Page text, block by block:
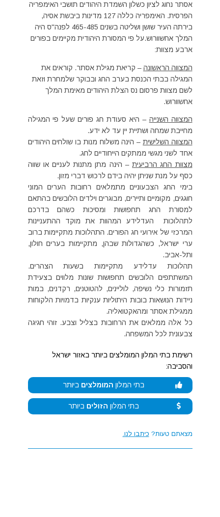
אסתר נחוג לציון כשלון השמדת היהודים תושבי האימפריה
הפרסית. האימפריה כללה 127 מדינות ביבשת אסיה,
בירתה העיר שושן ושליטה בשנים 465-485 לפנה"ס היה
המלך אחשוורוש.על פי המסורת היהודית מקיימים בפורים
ארבע מצוות:
המצווה הראשונה – קריאת מגילת אסתר. קוראים את
המגילה בבתי הכנסת בערב החג ובבוקר שלמחרת וזאת
לשם מצוות פרסום נס הצלת היהודים מאימת המלך
אחשוורוש.
המצווה השנייה – היא סעודת חג פורים שעל פי המגילה
מחייבת שמחה ושתיית יין עד לא ידע.
המצווה השלישית – הינה משלוח מנות בו שולחים היהודים
אחד לשני מגשי ממתקים הייחודיים לחג.
מצוות החג הרביעית– הינה מתן מתנות לעניים או שווה
כסף על מנת שניתן יהיה בידם לרכוש דברי מזון.
בימי החג הצבעוניים מתמלאים רחובות הערים המוני
חוגגים, מקומיים ותיירים, מבוגרים וילדים הלובשים בהתאם
למסורת החג תחפושות ומסיכות כשהם בדרכם
לתהלוכות העדלידע המהוות את מוקד ההתעניינות
המרכזי של אירועי חג הפורים. התהלוכות מתקיימות ברוב
ערי ישראל, כשהגדולות שבהן, מתקיימות בערים חולון,
ותל-אביב.
תהלוכות עדלידע מתקיימות בשעות הצהרים.
המשתתפים הלובשים תחפושות שונות מלווים בצעידת
תזמורות כלי נשיפה, לוליינים, להטוטנים, רקדנים, במות
ניידות הנושאות בובות היתוליות ענקיות בדמויות הלקוחות
ממגילת אסתר ומהאקטואליה.
כל אלה ממלאים את הרחובות בצליל וצבע. זוהי חגיגה
צבעונית לכל המשפחה.
רשימת בתי המלון המומלצים ביותר באזור ישראל
והסביבה:
בתי המלון המומלצים ביותר
בתי המלון הזולים ביותר
מצאתם טעות? כיתבו לנו.